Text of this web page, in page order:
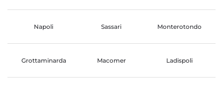
Napoli Sassari Monterotondo
Grottaminarda Macomer Ladispoli